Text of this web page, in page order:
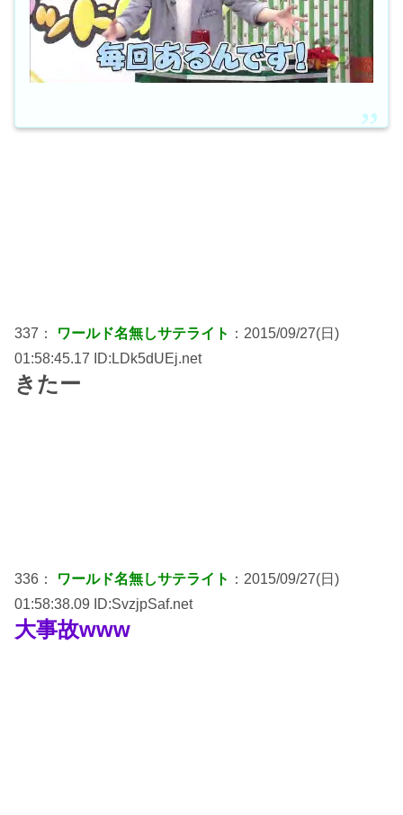
337： ワールド名無しサテライト ：2015/09/27(日)
01:58:45.17 ID:LDk5dUEj.net
きたー
336： ワールド名無しサテライト ：2015/09/27(日)
01:58:38.09 ID:SvzjpSaf.net
大事故www